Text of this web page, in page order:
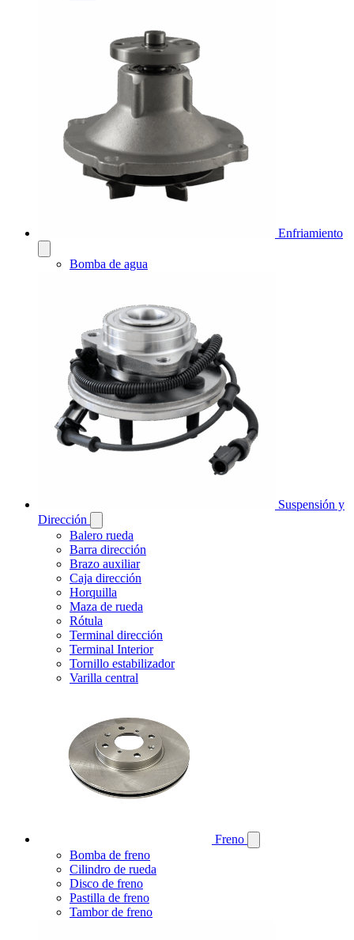
Enfriamiento
Bomba de agua
Suspensión y
Dirección
Balero rueda
Barra dirección
Brazo auxiliar
Caja dirección
Horquilla
Maza de rueda
Rótula
Terminal dirección
Terminal Interior
Tornillo estabilizador
Varilla central
Freno
Bomba de freno
Cilindro de rueda
Disco de freno
Pastilla de freno
Tambor de freno